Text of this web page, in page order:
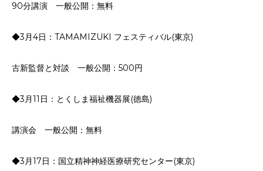
90分講演 一般公開：無料
◆3月4日：TAMAMIZUKI フェスティバル(東京)
古新監督と対談 一般公開：500円
◆3月11日：とくしま福祉機器展(徳島)
講演会 一般公開：無料
◆3月17日：国立精神神経医療研究センター(東京)